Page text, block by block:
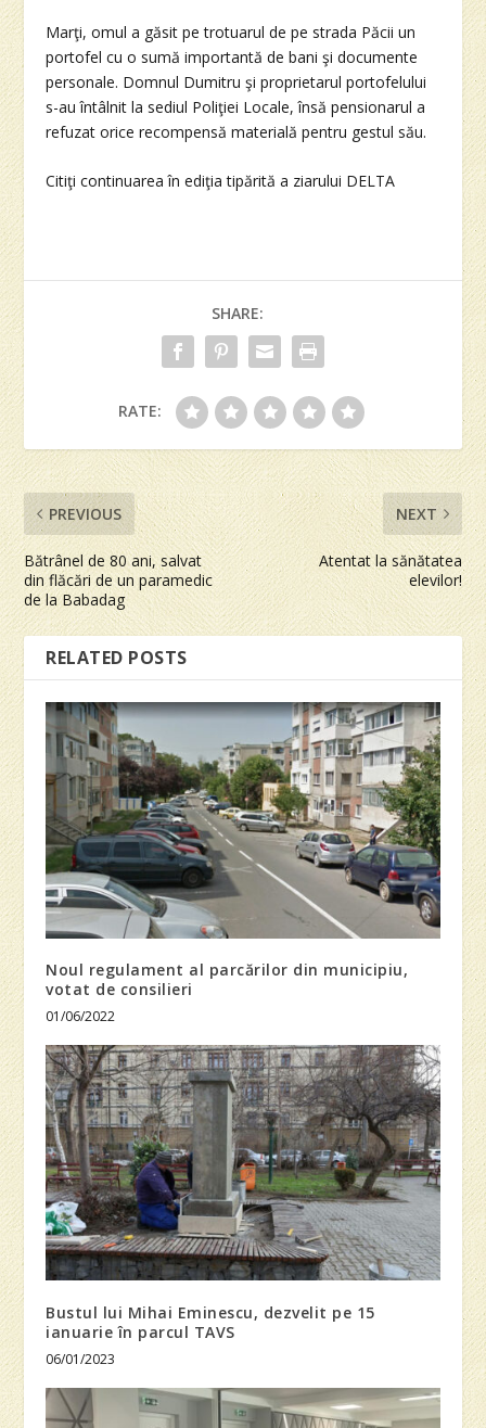
Marţi, omul a găsit pe trotuarul de pe strada Păcii un
portofel cu o sumă importantă de bani şi documente
personale. Domnul Dumitru şi proprietarul portofelului
s-au întâlnit la sediul Poliţiei Locale, însă pensionarul a
refuzat orice recompensă materială pentru gestul său.
Citiţi continuarea în ediţia tipărită a ziarului DELTA
SHARE:
RATE:
PREVIOUS
Bătrânel de 80 ani, salvat
din flăcări de un paramedic
de la Babadag
NEXT
Atentat la sănătatea
elevilor!
RELATED POSTS
Noul regulament al parcărilor din municipiu,
votat de consilieri
01/06/2022
Bustul lui Mihai Eminescu, dezvelit pe 15
ianuarie în parcul TAVS
06/01/2023